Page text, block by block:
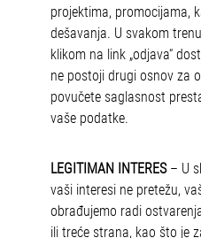
projektima, promocijama,
dešavanja. U svakom
klikom na link „odjava“
ne postoji drugi osnov za
povučete saglasnost
vaše podatke.
LEGITIMAN INTERES– U
vaši interesi ne pretežu,
obrađujemo radi
ili treće strana, kao što je